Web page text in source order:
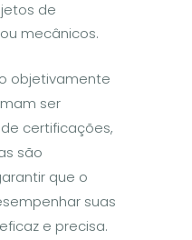
de
mecânicos.
objetivamente
ser
certificações,
são
que o
suas
e precisa.